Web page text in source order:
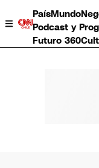
PaísMundo
Podcast y
Futuro 360